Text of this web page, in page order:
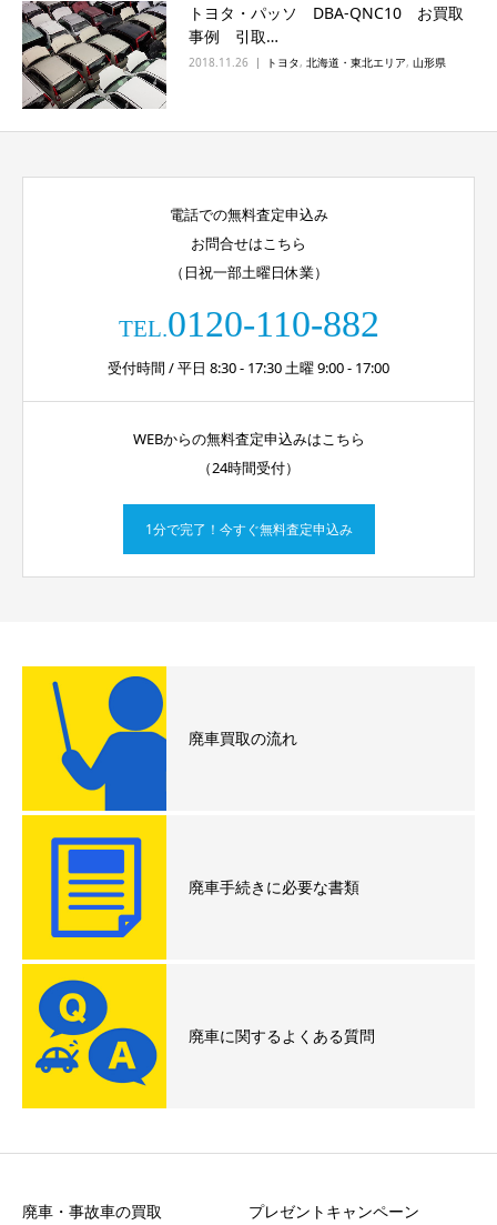
トヨタ・パッソ DBA-QNC10 お買取
事例 引取…
2018.11.26 トヨタ, 北海道・東北エリア, 山形県
電話での無料査定申込み
お問合せはこちら
（日祝一部土曜日休業）
TEL.0120-110-882
受付時間 / 平日 8:30 - 17:30 土曜 9:00 - 17:00
WEBからの無料査定申込みはこちら
（24時間受付）
1分で完了！今すぐ無料査定申込み
廃車買取の流れ
廃車手続きに必要な書類
廃車に関するよくある質問
廃車・事故車の買取 プレゼントキャンペーン